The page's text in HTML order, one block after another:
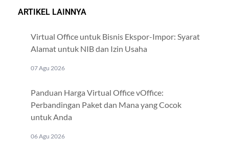
ARTIKEL LAINNYA
Virtual Office untuk Bisnis Ekspor-Impor: Syarat
Alamat untuk NIB dan Izin Usaha
07 Agu 2026
Panduan Harga Virtual Office vOffice:
Perbandingan Paket dan Mana yang Cocok
untuk Anda
06 Agu 2026